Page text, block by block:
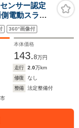
ンサー認定
電動スライ
360°画像付
本体価格
143.8万円
走行 2.0万km
修復
なし
整備
法定整備付